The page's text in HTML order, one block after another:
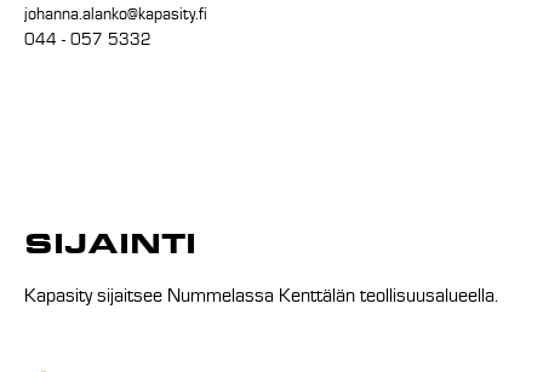
johanna.alanko@kapasity.fi
044 - 057 5332‬
SIJAINTI
Kapasity sijaitsee Nummelassa Kenttälän teollisuusalueella.